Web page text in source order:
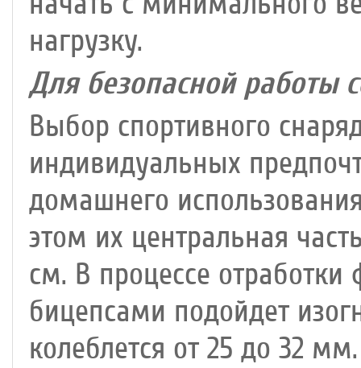
нагрузку.
Для безопасной работы
Выбор спортивного
индивидуальных
домашнего
этом их центральная
см. В процессе
бицепсами подойдет
колеблется от 25 до 32 мм.